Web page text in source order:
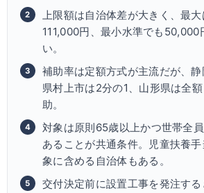
上限額は自治体差が大きく、最
111,000円、最小水準でも50,000
い。
補助率は定額方式が主流だが、
県村上市は2分の1、山形県は全
助。
対象は原則65歳以上かつ世帯全
あることが共通条件。児童扶養
象に含める自治体もある。
交付決定前に設置工事を発注す